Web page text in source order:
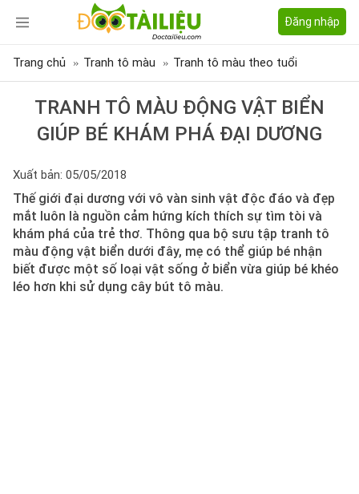
Đăng nhập
Trang chủ Tranh tô màu Tranh tô màu theo tuổi
TRANH TÔ MÀU ĐỘNG VẬT BIỂN
GIÚP BÉ KHÁM PHÁ ĐẠI DƯƠNG
Xuất bản: 05/05/2018
Thế giới đại dương với vô vàn sinh vật độc đáo và đẹp
mắt luôn là nguồn cảm hứng kích thích sự tìm tòi và
khám phá của trẻ thơ. Thông qua bộ sưu tập tranh tô
màu động vật biển dưới đây, mẹ có thể giúp bé nhận
biết được một số loại vật sống ở biển vừa giúp bé khéo
léo hơn khi sử dụng cây bút tô màu.